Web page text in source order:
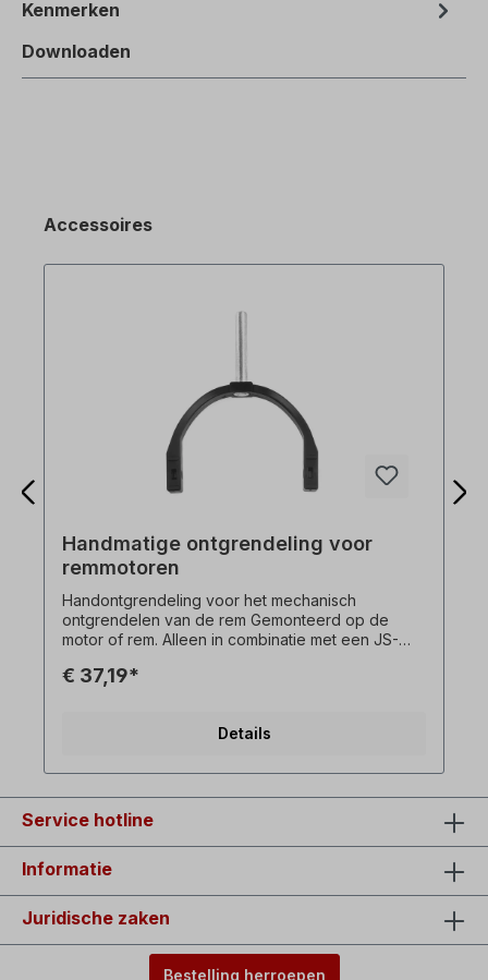
Kenmerken
Downloaden
Accessoires
Handmatige ontgrendeling voor
remmotoren
Handontgrendeling voor het mechanisch
ontgrendelen van de rem Gemonteerd op de
motor of rem. Alleen in combinatie met een JS-
productfoto's zijn vrijblijvende voorbeelden!
€ 37,19*
Details
Service hotline
Informatie
Juridische zaken
Bestelling herroepen